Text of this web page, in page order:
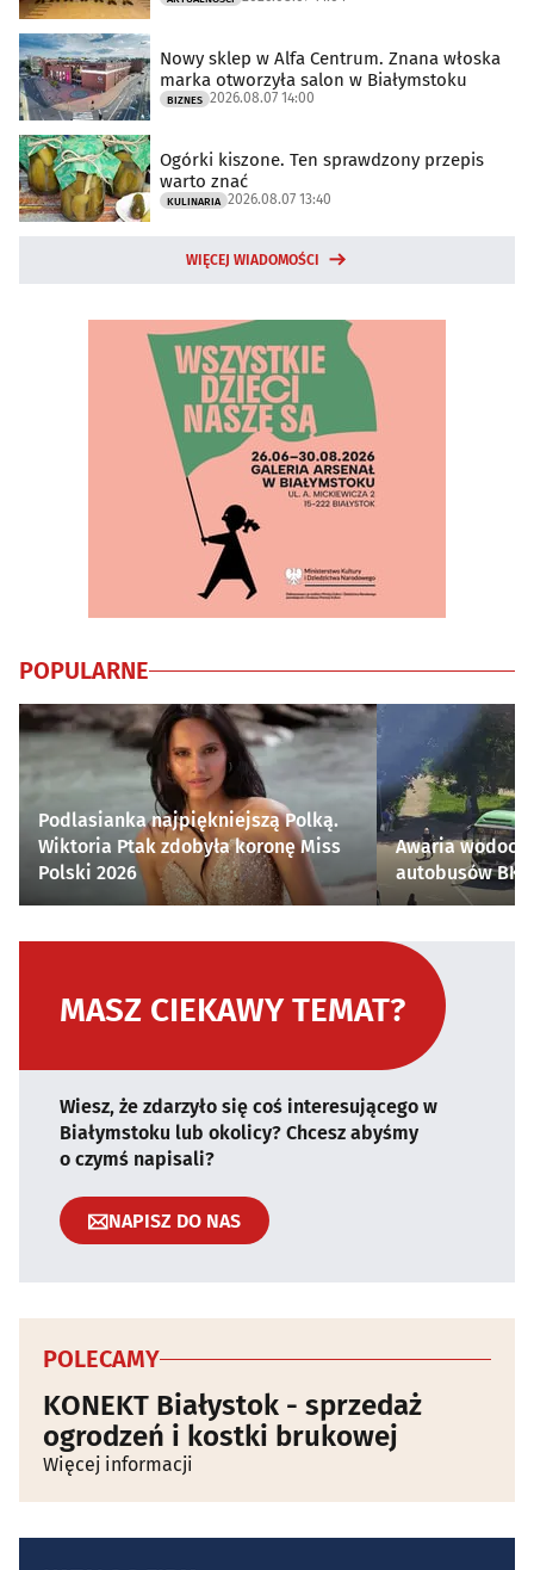
Nowy sklep w Alfa Centrum. Znana włoska
marka otworzyła salon w Białymstoku
BIZNES 2026.08.07 14:00
Ogórki kiszone. Ten sprawdzony przepis
warto znać
KULINARIA 2026.08.07 13:40
WIĘCEJ WIADOMOŚCI
POPULARNE
Podlasianka najpiękniejszą Polką.
Wiktoria Ptak zdobyła koronę Miss
Polski 2026
Awaria
autobusów
MASZ CIEKAWY TEMAT?
Wiesz, że zdarzyło się coś interesującego w
Białymstoku lub okolicy? Chcesz abyśmy
o czymś napisali?
NAPISZ DO NAS
POLECAMY
KONEKT Białystok - sprzedaż
ogrodzeń i kostki brukowej
Więcej informacji